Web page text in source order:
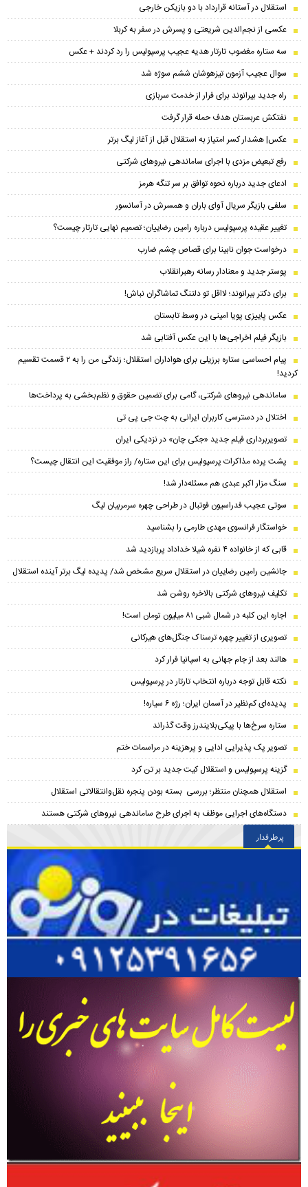
استقلال در آستانه قرارداد با دو بازیکن خارجی
عکسی از نجم‌الدین شریعتی و پسرش در سفر به کربلا
سه ستاره مغضوب تارتار هدیه عجیب پرسپولیس را رد کردند + عکس
سوال عجیب آزمون تیزهوشان ششم سوژه شد
راه جدید بیرانوند برای فرار از خدمت سربازی
نفتکش عربستان هدف حمله قرار گرفت
عکس| هشدار کسر امتیاز به استقلال قبل از آغاز لیگ برتر
رفع تبعیض مزدی با اجرای ساماندهی نیروهای شرکتی
ادعای جدید درباره نحوه توافق بر سر تنگه هرمز
سلفی بازیگر سریال آوای باران و همسرش در آسانسور
تغییر عقیده پرسپولیس درباره رامین رضاییان؛ تصمیم نهایی تارتار چیست؟
درخواست جوان نابینا برای قصاص چشم ضارب
پوستر جدید و معنادار رسانه رهبرانقلاب
برای دکتر بیرانوند؛ لااقل تو دلتنگ تماشاگران نباش!
عکس پاییزی پویا امینی در وسط تابستان
بازیگر فیلم اخراجی‌ها با این عکس آفتابی شد
پیام احساسی ستاره برزیلی برای هواداران استقلال؛ زندگی من را به ۲ قسمت تقسیم
کردید!
ساماندهی نیروهای شرکتی، گامی برای تضمین حقوق و نظم‌بخشی به پرداخت‌ها
اختلال در دسترسی کاربران ایرانی به چت جی پی تی
تصویربرداری فیلم جدید «جکی چان» در نزدیکی ایران
پشت پرده مذاکرات پرسپولیس برای این ستاره/ راز موفقیت این انتقال چیست؟
سنگ مزار اکبر عبدی هم مسئله‌دار شد!
سوتی عجیب فدراسیون فوتبال در طراحی چهره سرمربیان لیگ
خواستگار فرانسوی مهدی طارمی را بشناسید
قابی که از خانواده ۴ نفره شیلا خداداد پربازدید شد
جانشین رامین رضاییان در استقلال سریع مشخص شد/ پدیده لیگ برتر آینده استقلال
تکلیف نیروهای شرکتی بالاخره روشن شد
اجاره این کلبه در شمال شبی ۸۱ میلیون تومان است!
تصویری از تغییر چهره ترسناک جنگل‌های هیرکانی
هالند بعد از جام جهانی به اسپانیا فرار کرد
نکته قابل توجه درباره انتخاب تارتار در پرسپولیس
پدیده‌ای کم‌نظیر در آسمان ایران؛ رژه ۶ سیاره!
ستاره سرخ‌ها با پیکی‌بلایندرز وقت گذراند
تصویر پک پذیرایی ادایی و پرهزینه در مراسمات ختم
گزینه پرسپولیس و استقلال کیت جدید بر تن کرد
استقلال همچنان منتظر؛ بررسی بسته بودن پنجره نقل‌وانتقالاتی استقلال
دستگاه‌های اجرایی موظف به اجرای طرح ساماندهی نیروهای شرکتی هستند
پرطرفدار